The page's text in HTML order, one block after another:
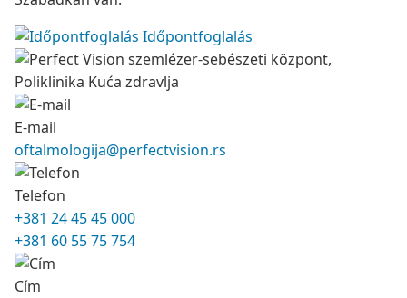
Időpontfoglalás
E-mail
oftalmologija@perfectvision.rs
Telefon
+381 24 45 45 000
+381 60 55 75 754
Cím